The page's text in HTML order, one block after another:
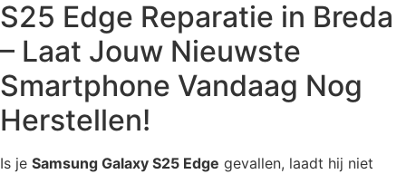
S25 Edge Reparatie in Breda
– Laat Jouw Nieuwste
Smartphone Vandaag Nog
Herstellen!
Is je Samsung Galaxy S25 Edge gevallen, laadt hij niet